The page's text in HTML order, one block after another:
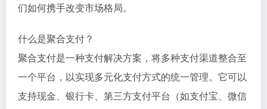
们如何携手改变市场格局。
什么是聚合支付？
聚合支付是一种支付解决方案，将多种支付渠道整合至
一个平台，以实现多元化支付方式的统一管理。它可以
支持现金、银行卡、第三方支付平台（如支付宝、微信